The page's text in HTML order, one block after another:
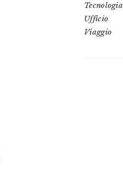
Tecnologia
Ufficio
Viaggio